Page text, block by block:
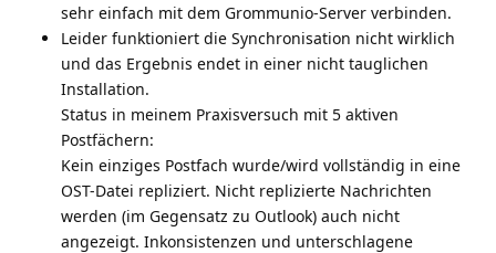
sehr einfach mit dem Grommunio-Server verbinden.
Leider funktioniert die Synchronisation nicht wirklich
und das Ergebnis endet in einer nicht tauglichen
Installation.
Status in meinem Praxisversuch mit 5 aktiven
Postfächern:
Kein einziges Postfach wurde/wird vollständig in eine
OST-Datei repliziert. Nicht replizierte Nachrichten
werden (im Gegensatz zu Outlook) auch nicht
angezeigt. Inkonsistenzen und unterschlagene